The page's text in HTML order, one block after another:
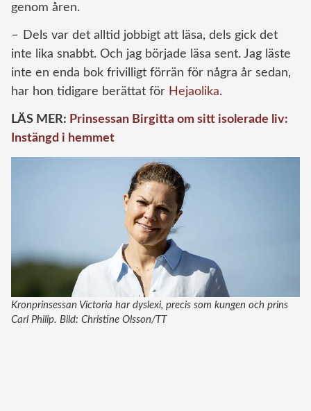
genom åren.
– Dels var det alltid jobbigt att läsa, dels gick det
inte lika snabbt. Och jag började läsa sent. Jag läste
inte en enda bok frivilligt förrän för några år sedan,
har hon tidigare berättat för Hejaolika.
LÄS MER: Prinsessan Birgitta om sitt isolerade liv:
Instängd i hemmet
Kronprinsessan Victoria har dyslexi, precis som kungen och prins
Carl Philip. Bild: Christine Olsson/TT